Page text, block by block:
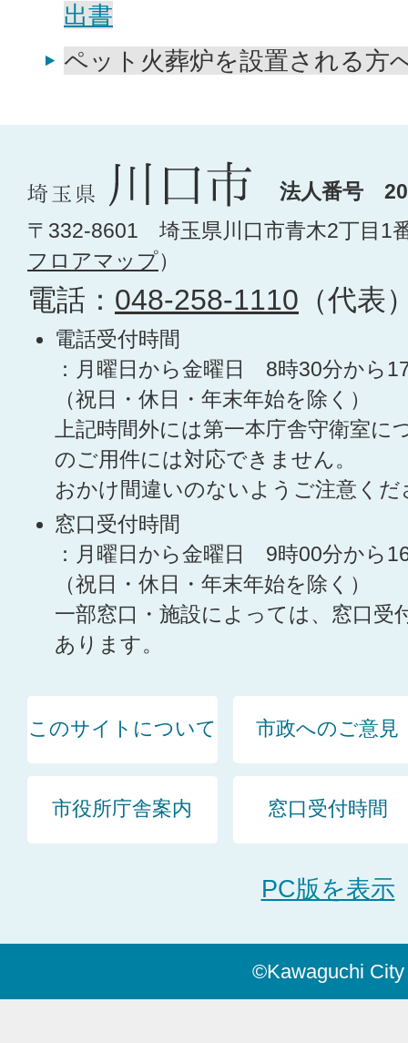
出書
ペット火葬炉を設置される方
法人番号
〒332-8601 埼玉県川口市青木2丁目1
フロアマップ）
電話： 048-258-1110 （代表
電話受付時間
：月曜日から金曜日 8時30分から
（祝日・休日・年末年始を除く）
上記時間外には第一本庁舎守衛室に
のご用件には対応できません。
おかけ間違いのないようご注意くだ
窓口受付時間
：月曜日から金曜日 9時00分から
（祝日・休日・年末年始を除く）
一部窓口・施設によっては、窓口受
あります。
このサイトについて 市政へのご意見
市役所庁舎案内 窓口受付時間
PC版を表示
©Kawaguchi City